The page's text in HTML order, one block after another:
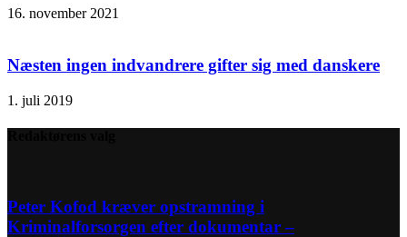
16. november 2021
Næsten ingen indvandrere gifter sig med danskere
1. juli 2019
Peter Kofod kræver opstramning i
Kriminalforsorgen efter dokumentar –